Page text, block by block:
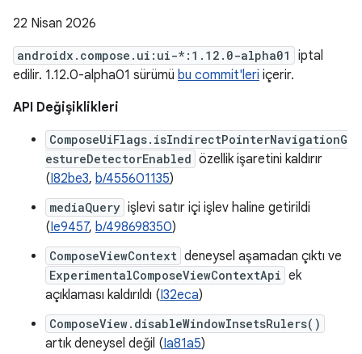
22 Nisan 2026
androidx.compose.ui:ui-*:1.12.0-alpha01
iptal
edilir. 1.12.0-alpha01 sürümü bu commit'leri içerir.
API Değişiklikleri
ComposeUiFlags.isIndirectPointerNavigationG
estureDetectorEnabled özellik işaretini kaldırır
(I82be3, b/455601135)
mediaQuery işlevi satır içi işlev haline getirildi
(Ie9457, b/498698350)
ComposeViewContext deneysel aşamadan çıktı ve
ExperimentalComposeViewContextApi ek
açıklaması kaldırıldı (I32eca)
ComposeView.disableWindowInsetsRulers()
artık deneysel değil (Ia81a5)